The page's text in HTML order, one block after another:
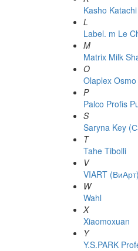
Kasho Katachi
L
Label. m Le
M
Matrix Milk
O
Olaplex Osmo
P
Palco Profis
S
Saryna Key
T
Tahe Tibolli
V
VIART (ВиАрт)
W
Wahl
X
Xiaomoxuan
Y
Y.S.PARK